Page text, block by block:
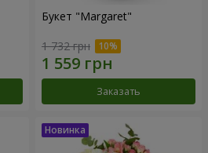
Букет "Margaret"
1 732 грн
Заказать